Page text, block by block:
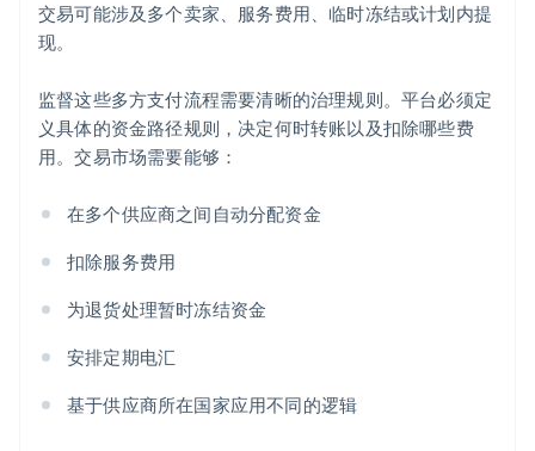
交易可能涉及多个卖家、服务费用、临时冻结或计划内提
现。
监督这些多方支付流程需要清晰的治理规则。平台必须定
义具体的资金路径规则，决定何时转账以及扣除哪些费
用。交易市场需要能够：
在多个供应商之间自动分配资金
扣除服务费用
为退货处理暂时冻结资金
安排定期电汇
基于供应商所在国家应用不同的逻辑